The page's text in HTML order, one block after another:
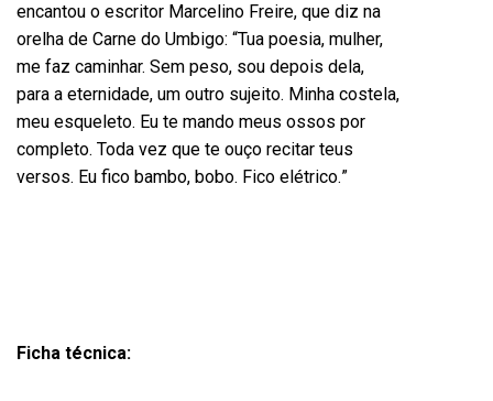
encantou o escritor Marcelino Freire, que diz na
orelha de Carne do Umbigo: “Tua poesia, mulher,
me faz caminhar. Sem peso, sou depois dela,
para a eternidade, um outro sujeito. Minha costela,
meu esqueleto. Eu te mando meus ossos por
completo. Toda vez que te ouço recitar teus
versos. Eu fico bambo, bobo. Fico elétrico.”
Ficha técnica: